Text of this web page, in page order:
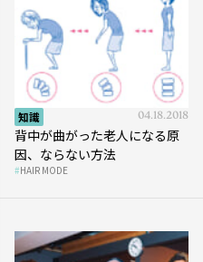
知識 04.18.2018
背中が曲がった老人になる原
因、ならない方法
HAIR MODE